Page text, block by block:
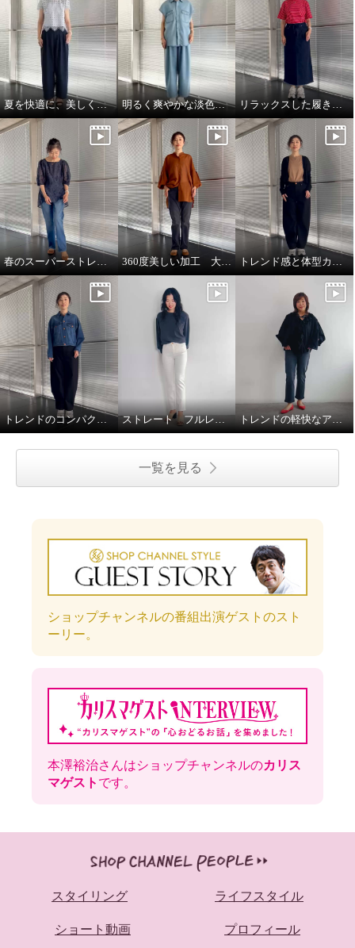
夏を快適に、美しく過ごすためのジーンズ♪ 明るく爽やかな淡色インディゴ♪ リラックスした履き心地のゆったりスカート♪
春のスーパーストレッチ フルレングス丈登場♪ 360度美しい加工 大人に似合うミッドグレー♪ トレンド感と体型カバーが叶うカーブパンツ♪
ストレート フルレングス丈登場！ トレンドの軽快なアンクル丈♪
一覧を見る
ショップチャンネルの番組出演ゲストのスト
ーリー。
本澤裕治さんはショップチャンネルのカリス
マゲスト です。
スタイリング ライフスタイル
ショート動画 プロフィール